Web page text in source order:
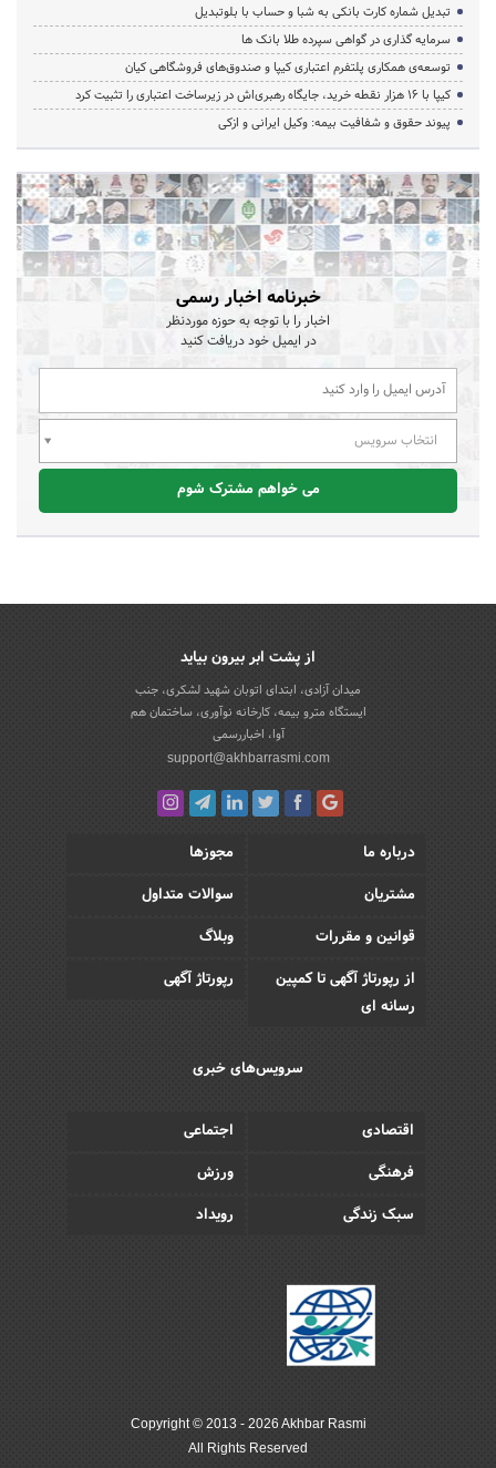
تبدیل شماره کارت بانکی به شبا و حساب با بلوتبدیل
سرمایه گذاری در گواهی سپرده طلا بانک ها
توسعه‌ی همکاری‌ پلتفرم اعتباری کیپا و صندوق‌های فروشگاهی کیان
کیپا با ۱۶ هزار نقطه خرید، جایگاه رهبری‌اش در زیرساخت اعتباری را تثبیت کرد
پیوند حقوق و شفافیت بیمه: وکیل ایرانی و ازکی
خبرنامه اخبار رسمی
اخبار را با توجه به حوزه موردنظر
در ایمیل خود دریافت کنید
انتخاب سرویس
می خواهم مشترک شوم
از پشت ابر بیرون بیاید
میدان آزادی، ابتدای اتوبان شهید لشکری، جنب
ایستگاه مترو بیمه، کارخانه نوآوری، ساختمان هم
آوا، اخباررسمی
support@akhbarrasmi.com
درباره ما
مجوزها
مشتریان
سوالات متداول
قوانین و مقررات
وبلاگ
از رپورتاژ آگهی تا کمپین
رسانه ای
رپورتاژ آگهی
سرویس‌های خبری
اقتصادی
اجتماعی
فرهنگی
ورزش
سبک زندگی
رویداد
Copyright © 2013 - 2026 Akhbar Rasmi
All Rights Reserved